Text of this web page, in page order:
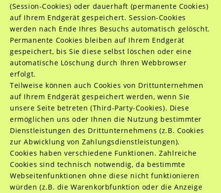
(Session-Cookies) oder dauerhaft (permanente Cookies)
auf Ihrem Endgerät gespeichert. Session-Cookies
werden nach Ende Ihres Besuchs automatisch gelöscht.
Permanente Cookies bleiben auf Ihrem Endgerät
gespeichert, bis Sie diese selbst löschen oder eine
automatische Löschung durch Ihren Webbrowser
erfolgt.
Teilweise können auch Cookies von Drittunternehmen
auf Ihrem Endgerät gespeichert werden, wenn Sie
unsere Seite betreten (Third-Party-Cookies). Diese
ermöglichen uns oder Ihnen die Nutzung bestimmter
Dienstleistungen des Drittunternehmens (z.B. Cookies
zur Abwicklung von Zahlungsdienstleistungen).
Cookies haben verschiedene Funktionen. Zahlreiche
Cookies sind technisch notwendig, da bestimmte
Webseitenfunktionen ohne diese nicht funktionieren
würden (z.B. die Warenkorbfunktion oder die Anzeige